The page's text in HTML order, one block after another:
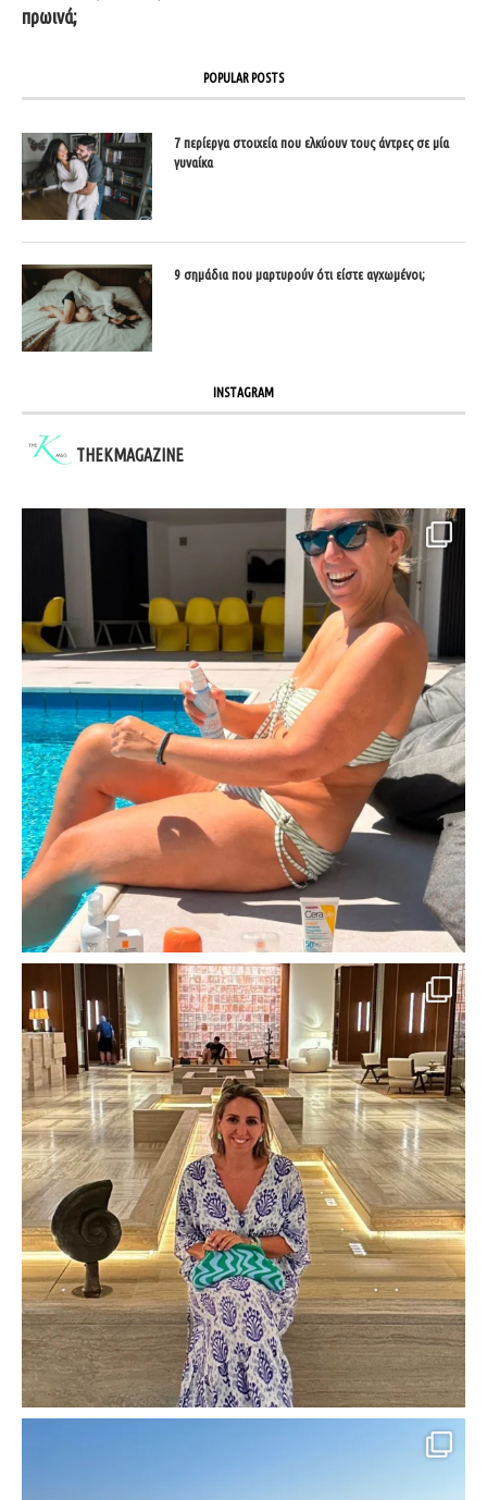
πρωινά;
POPULAR POSTS
7 περίεργα στοιχεία που ελκύουν τους άντρες σε μία
γυναίκα
9 σημάδια που μαρτυρούν ότι είστε αγχωμένοι;
INSTAGRAM
THEKMAGAZINE